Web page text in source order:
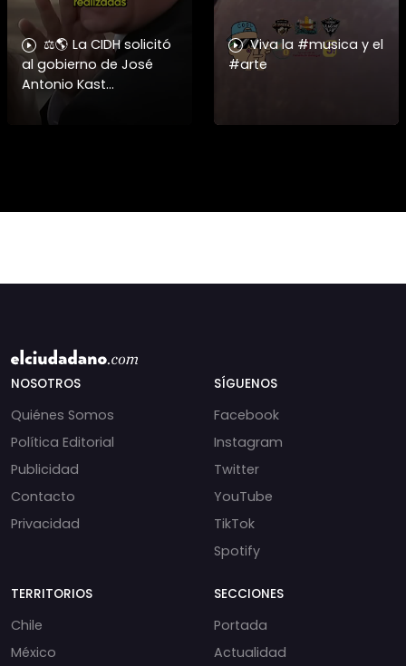
⚖️🌎 La CIDH solicitó
al gobierno de José
Antonio Kast
información detallada
sobre cambios
Viva la #musica y el
#arte
NOSOTROS
Quiénes Somos
Política Editorial
Publicidad
Contacto
Privacidad
SÍGUENOS
Facebook
Instagram
Twitter
YouTube
TikTok
Spotify
TERRITORIOS
Chile
México
SECCIONES
Portada
Actualidad